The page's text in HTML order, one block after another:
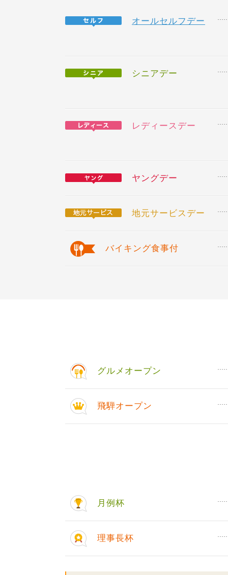
オールセルフデー
シニアデー
レディースデー
ヤングデー
地元サービスデー
バイキング食事付
グルメオープン
飛騨オープン
月例杯
理事長杯